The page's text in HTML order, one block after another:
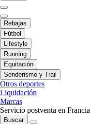
Rebajas
Fútbol
Lifestyle
Running
Equitación
Senderismo y Trail
Otros deportes
Liquidación
Marcas
Servicio postventa en Francia
Buscar